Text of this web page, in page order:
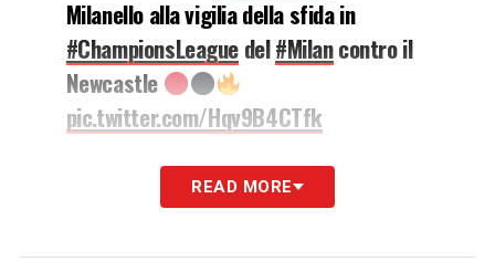
Milanello alla vigilia della sfida in
#ChampionsLeaguedel#Milancontro il
Newcastle
pic.twitter.com/Hqv9B4CTfk
— Milan News 24 (@Milannews24_com)
Alla vigilia della sfida di Champions League
READ MORE